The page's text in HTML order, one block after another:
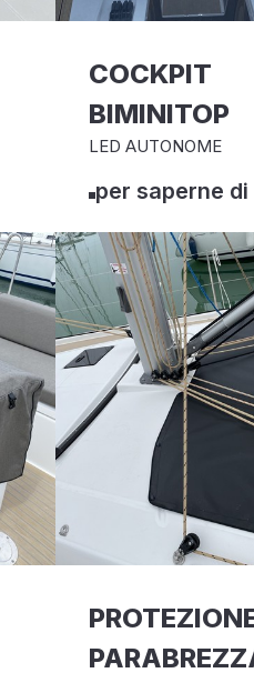
COCKPIT
BIMINITOP
LED AUTONOME
per saperne di